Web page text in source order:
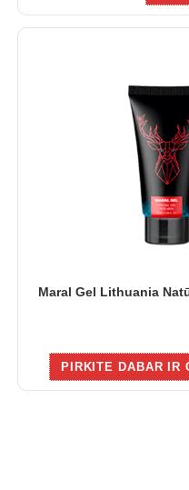
Maral Gel Lithuania
PIRKITE DABAR IR